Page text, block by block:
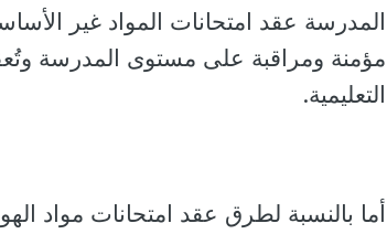
المدرسة عقد امتحانات المواد غير
مؤمنة ومراقبة على مستوى المدرسة
التعليمية.
أما بالنسبة لطرق عقد امتحانات مواد